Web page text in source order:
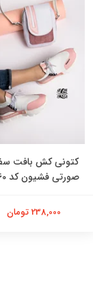
کتونی کش بافت
صورتی فشیون کد 6060
238,000 تومان